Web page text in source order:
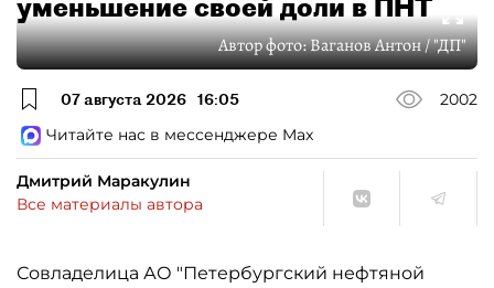
уменьшение своей доли в ПНТ
Автор фото:Ваганов Антон / "ДП"
07 августа 2026 16:05
2002
Читайте нас в мессенджере Max
Дмитрий Маракулин
Все материалы автора
Совладелица АО "Петербургский нефтяной